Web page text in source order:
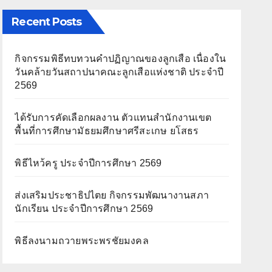
Recent Posts
กิจกรรมพิธีทบทวนคำปฏิญาณของลูกเสือ เนื่องใน
วันคล้ายวันสถาปนาคณะลูกเสือแห่งชาติ ประจำปี
2569
ได้รับการคัดเลือกผลงาน ตัวแทนสำนักงานเขต
พื้นที่การศึกษามัธยมศึกษาศรีสะเกษ ยโสธร
พิธีไหว้ครู ประจำปีการศึกษา 2569
ส่งเสริมประชาธิปไตย กิจกรรมพัฒนางานสภา
นักเรียน ประจำปีการศึกษา 2569
พิธีลงนามถวายพระพรชัยมงคล